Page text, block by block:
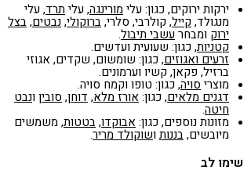
ירקות ירוקים, כגון: עלימורינגה, עליתרד, עלי
מנגולד,קייל, קולרבי, סלרי,ברוקולי,נבטים,בצל
ירוק ומבחרעשבי תיבול.
קטניות, כגון: שעועית ועדשים.
זרעים ואגוזים, כגון: שומשום, שקדים, אגוזי
ברזיל, פקאן, קשיו וערמונים.
מוצריסויה, כגון: טופו וקמח סויה.
דגנים מלאים, כגון:אורז מלא,דוחן,סוביןונבט
חיטה.
מזונות נוספים, כגון:אבוקדו,בטטות, משמשים
מיובשים,בננותושוקולד מריר.
שימו לב